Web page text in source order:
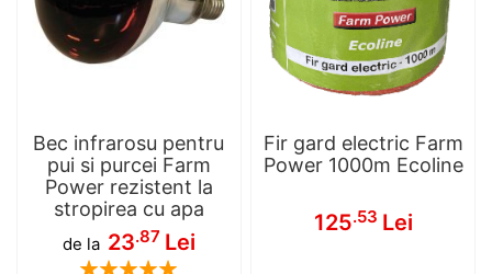
Bec infrarosu pentru
pui si purcei Farm
Power rezistent la
stropirea cu apa
de la 23.87 Lei
Rating:
Fir gard electric Farm
Power 1000m Ecoline
125.53 Lei